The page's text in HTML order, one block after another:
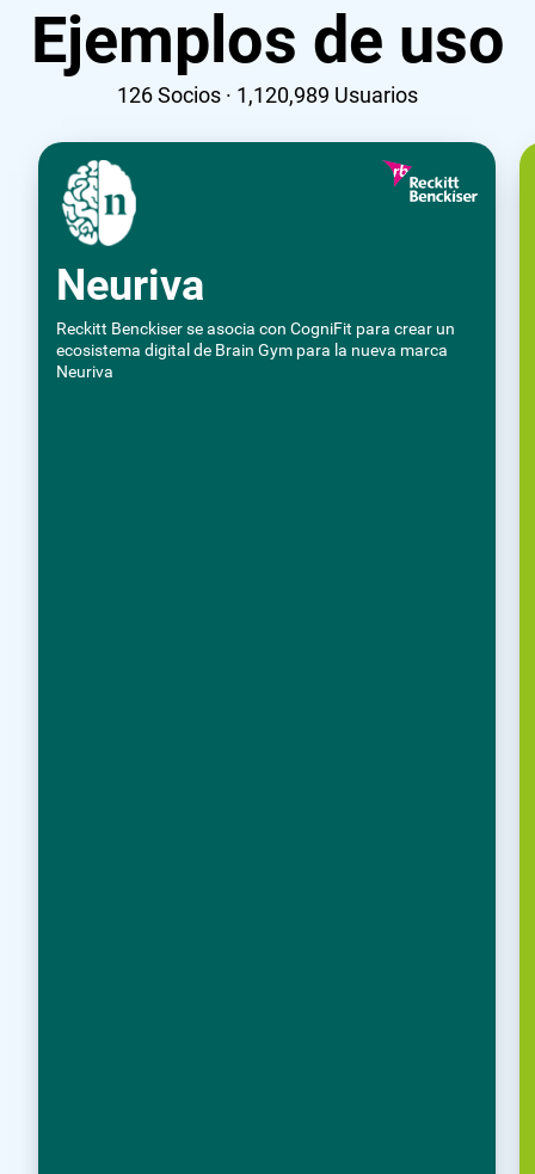
Ejemplos de uso
126Socios · 1,120,989 Usuarios
Neuriva
Reckitt Benckiser se asocia con CogniFit para crear un
ecosistema digital de Brain Gym para la nueva marca
Neuriva